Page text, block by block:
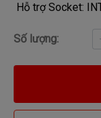
Hỗ trợ Socket:
Số lượng: